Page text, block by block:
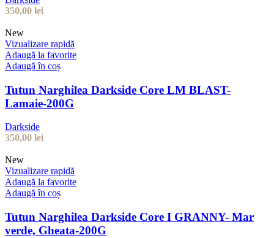
350,00 lei
New
Vizualizare rapidă
Adaugă la favorite
Adaugă în coș
Tutun Narghilea Darkside Core LM BLAST-
Lamaie-200G
Darkside
350,00 lei
New
Vizualizare rapidă
Adaugă la favorite
Adaugă în coș
Tutun Narghilea Darkside Core I GRANNY- Mar
verde, Gheata-200G